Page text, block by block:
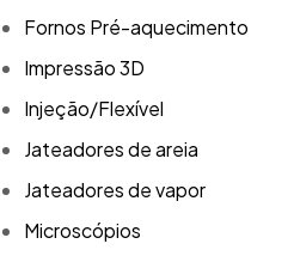
Fornos Pré-aquecimento
Impressão 3D
Injeção/Flexível
Jateadores de areia
Jateadores de vapor
Microscópios